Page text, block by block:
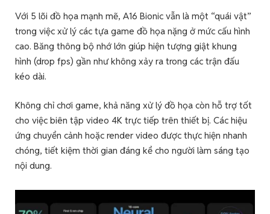
Với 5 lõi đồ họa mạnh mẽ, A16 Bionic vẫn là một “quái vật”
trong việc xử lý các tựa game đồ họa nặng ở mức cấu hình
cao. Băng thông bộ nhớ lớn giúp hiện tượng giật khung
hình (drop fps) gần như không xảy ra trong các trận đấu
kéo dài.
Không chỉ chơi game, khả năng xử lý đồ họa còn hỗ trợ tốt
cho việc biên tập video 4K trực tiếp trên thiết bị. Các hiệu
ứng chuyển cảnh hoặc render video được thực hiện nhanh
chóng, tiết kiệm thời gian đáng kể cho người làm sáng tạo
nội dung.